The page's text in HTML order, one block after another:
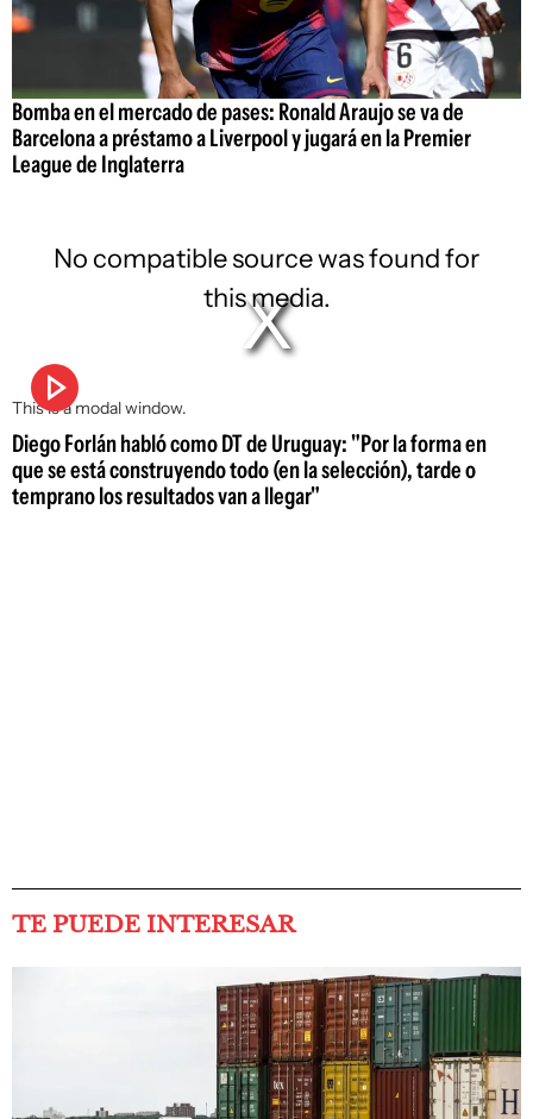
Bomba en el mercado de pases: Ronald Araujo se va de
Barcelona a préstamo a Liverpool y jugará en la Premier
League de Inglaterra
This is a modal window.
No compatible source was found for
this media.
Diego Forlán habló como DT de Uruguay: "Por la forma en
que se está construyendo todo (en la selección), tarde o
temprano los resultados van a llegar"
TE PUEDE INTERESAR